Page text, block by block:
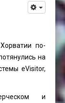
по-
на
eVisitor,
и